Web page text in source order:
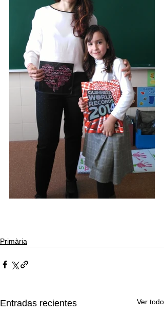
Primària
Entradas recientes Ver todo